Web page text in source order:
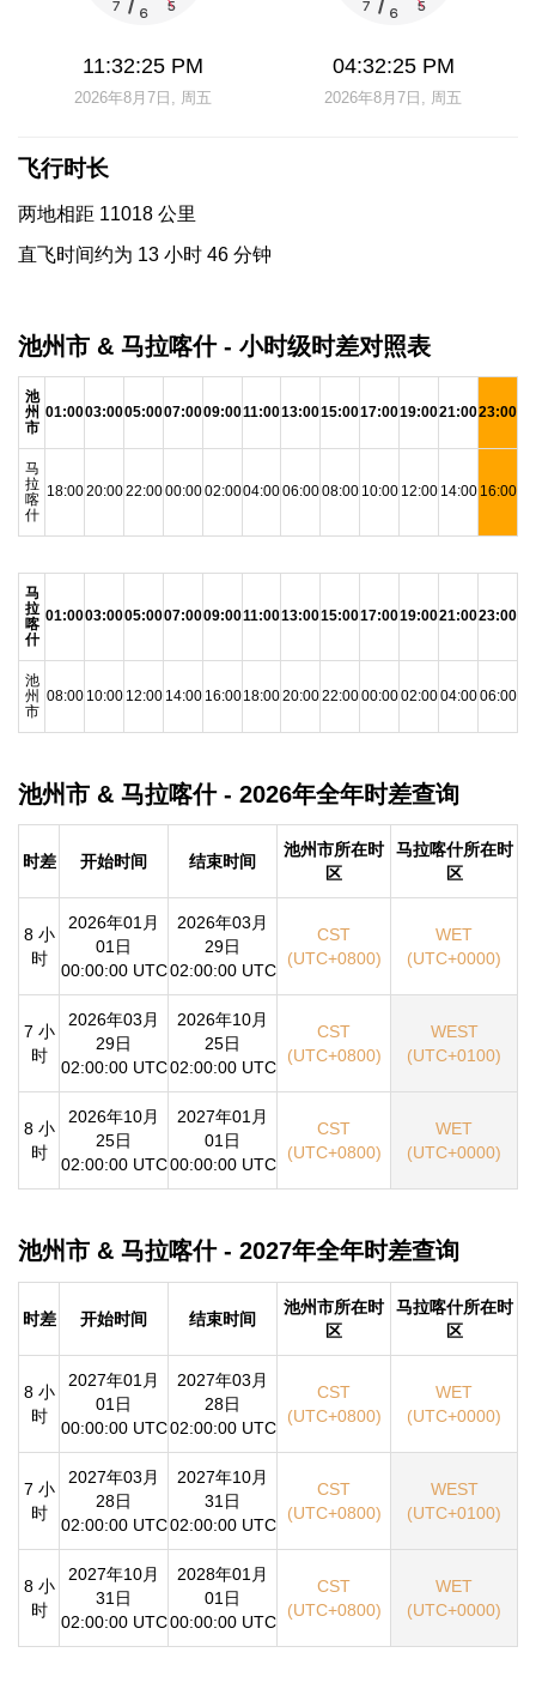
11:32:25 PM
2026年8月7日, 周五
04:32:25 PM
2026年8月7日, 周五
飞行时长
两地相距 11018 公里
直飞时间约为 13 小时 46 分钟
池州市 & 马拉喀什 - 小时级时差对照表
池
州
市
01:0003:0005:0007:0009:0011:0013:0015:0017:0019:0021:0023:00
马
拉
喀
什
18:0020:0022:0000:0002:0004:0006:0008:00 10:00 12:00 14:00 16:00
马
拉
喀
什
01:0003:0005:0007:0009:0011:0013:0015:0017:0019:0021:0023:00
池
州
市
08:00 10:00 12:00 14:00 16:0018:0020:0022:0000:0002:0004:0006:00
池州市 & 马拉喀什 - 2026年全年时差查询
时差 开始时间 结束时间
池州市所在时
区
马拉喀什所在时
区
8 小
时
2026年01月
01日
00:00:00 UTC
2026年03月
29日
02:00:00 UTC
CST
(UTC+0800)
WET
(UTC+0000)
7 小
时
2026年03月
29日
02:00:00 UTC
2026年10月
25日
02:00:00 UTC
CST
(UTC+0800)
WEST
(UTC+0100)
8 小
时
2026年10月
25日
02:00:00 UTC
2027年01月
01日
00:00:00 UTC
CST
(UTC+0800)
WET
(UTC+0000)
池州市 & 马拉喀什 - 2027年全年时差查询
时差 开始时间 结束时间
池州市所在时
区
马拉喀什所在时
区
8 小
时
2027年01月
01日
00:00:00 UTC
2027年03月
28日
02:00:00 UTC
CST
(UTC+0800)
WET
(UTC+0000)
7 小
时
2027年03月
28日
02:00:00 UTC
2027年10月
31日
02:00:00 UTC
CST
(UTC+0800)
WEST
(UTC+0100)
8 小
时
2027年10月
31日
02:00:00 UTC
2028年01月
01日
00:00:00 UTC
CST
(UTC+0800)
WET
(UTC+0000)